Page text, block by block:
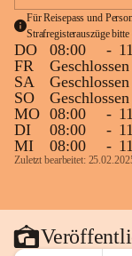
Für Reisepass und
Strafregisterauszüge
DO 08:00 -
FR
Geschlossen
SA
Geschlossen
SO
Geschlossen
MO 08:00 -
DI
08:00 -
MI
08:00 -
Zuletzt bearbeitet: